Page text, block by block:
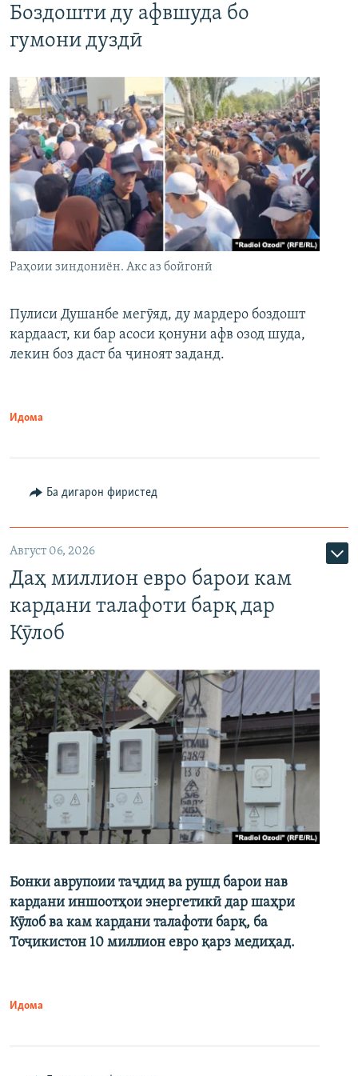
Боздошти ду афвшуда бо
гумони дуздӣ
Раҳоии зиндониён. Акс аз бойгонӣ
Пулиси Душанбе мегӯяд, ду мардеро боздошт
кардааст, ки бар асоси қонуни афв озод шуда,
лекин боз даст ба ҷиноят заданд.
Идома
Ба дигарон фиристед
Август 06, 2026
Даҳ миллион евро барои кам
кардани талафоти барқ дар
Кӯлоб
Бонки аврупоии таҷдид ва рушд барои нав
кардани иншоотҳои энергетикӣ дар шаҳри
Кӯлоб ва кам кардани талафоти барқ, ба
Тоҷикистон 10 миллион евро қарз медиҳад.
Идома